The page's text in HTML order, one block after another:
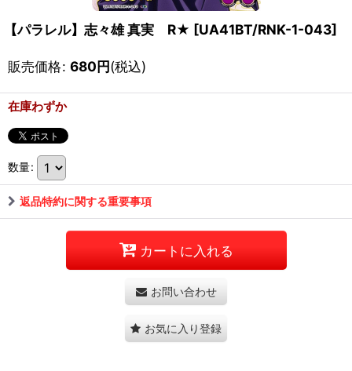
【パラレル】志々雄 真実 R★ [UA41BT/RNK-1-043]
販売価格: 680円(税込)
在庫わずか
数量:
返品特約に関する重要事項
カートに入れる
お問い合わせ
お気に入り登録